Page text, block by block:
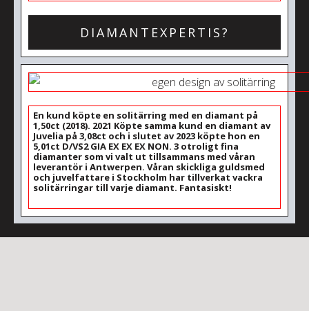
DIAMANTEXPERTIS?
En kund köpte en solitärring med en diamant på
1,50ct (2018). 2021 Köpte samma kund en diamant av
Juvelia på 3,08ct och i slutet av 2023 köpte hon en
5,01ct D/VS2 GIA EX EX EX NON. 3 otroligt fina
diamanter som vi valt ut tillsammans med våran
leverantör i Antwerpen. Våran skickliga guldsmed
och juvelfattare i Stockholm har tillverkat vackra
solitärringar till varje diamant. Fantasiskt!